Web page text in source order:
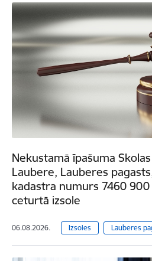
Nekustamā īpašuma
Laubere, Lauberes
kadastra numurs 7460 900
ceturtā izsole
06.08.2026. Izsoles Lauberes